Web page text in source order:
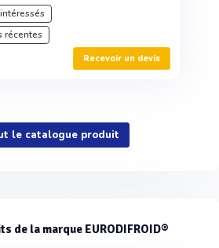
récentes
Recevoir un devis
le catalogue produit
de la marque EURODIFROID®